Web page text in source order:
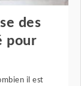
des
pour
il est